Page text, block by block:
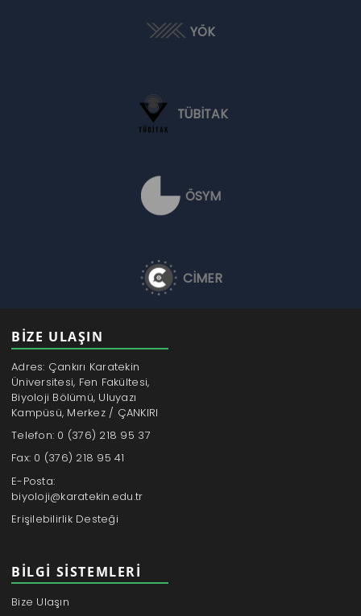
YÖK
TÜBİTAK
ÖSYM
CİMER
BİZE ULAŞIN
Adres: Çankırı Karatekin
Üniversitesi, Fen Fakültesi,
Biyoloji Bölümü, Uluyazı
Kampüsü, Merkez / ÇANKIRI
Telefon: 0 (376) 218 95 37
Fax: 0 (376) 218 95 41
E-Posta:
biyoloji@karatekin.edu.tr
Erişilebilirlik Desteği
BILGI SISTEMLERI
Bize Ulaşın